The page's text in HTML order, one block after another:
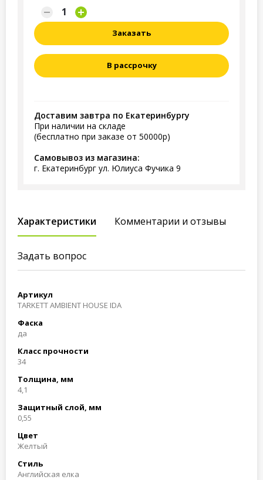
Заказать
В рассрочку
Доставим завтра по Екатеринбургу
При наличии на складе
(бесплатно при заказе от 50000р)
Самовывоз из магазина:
г. Екатеринбург ул. Юлиуса Фучика 9
Характеристики Комментарии и отзывы
Задать вопрос
Артикул
TARKETT AMBIENT HOUSE IDA
Фаска
да
Класс прочности
34
Толщина, мм
4,1
Защитный слой, мм
0,55
Цвет
Желтый
Стиль
Английская елка